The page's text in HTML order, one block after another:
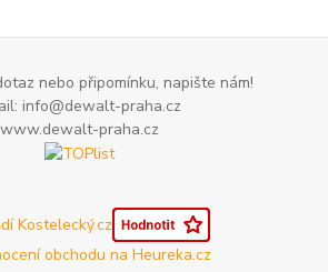
nebo připomínku, napište nám!
info@dewalt-praha.cz
www.dewalt-praha.cz